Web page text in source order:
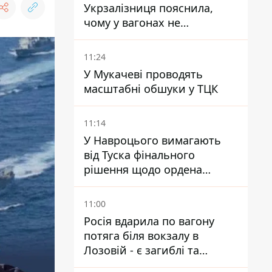
Укрзалізниця пояснила,
чому у вагонах не
працюють кондиціонери під
час спеки
11:24
У Мукачеві проводять
масштабні обшуки у ТЦК
11:14
У Навроцього вимагають
від Туска фінального
рішення щодо ордена
Зеленського – знайдіть в
собі мужність
11:00
Росія вдарила по вагону
потяга біля вокзалу в
Лозовій - є загиблі та
поранені